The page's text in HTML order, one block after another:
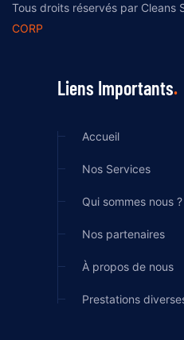
Tous droits réservés par Cleans
CORP
Liens Importants
Accueil
Nos Services
Qui sommes nous ?
Nos partenaires
À propos de nous
Prestations